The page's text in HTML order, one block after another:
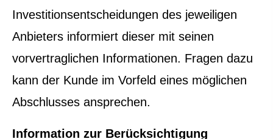
Investitionsentscheidungen des jeweiligen
Anbieters informiert dieser mit seinen
vorvertraglichen Informationen. Fragen dazu
kann der Kunde im Vorfeld eines möglichen
Abschlusses ansprechen.
Information zur Berücksichtigung